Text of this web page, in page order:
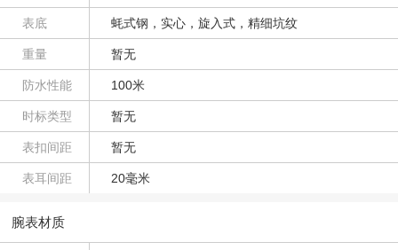
表底 蚝式钢，实心，旋入式，精细坑纹
重量 暂无
防水性能 100米
时标类型 暂无
表扣间距 暂无
表耳间距 20毫米
腕表材质